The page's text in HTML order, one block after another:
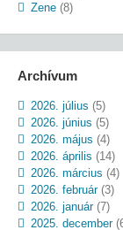
Zene(8)
Archívum
2026. július (5)
2026. június (5)
2026. május (4)
2026. április (14)
2026. március (4)
2026. február(3)
2026. január(7)
2025. december